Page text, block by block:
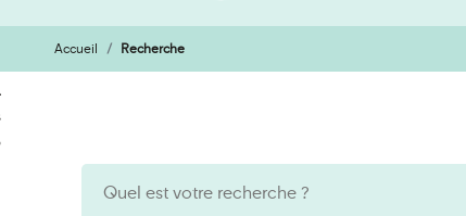
Aller
au
contenu
Aller
à
la
Accueil Recherche